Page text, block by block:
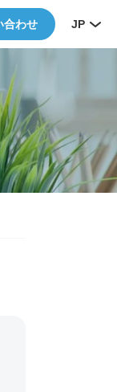
JP
合わせ